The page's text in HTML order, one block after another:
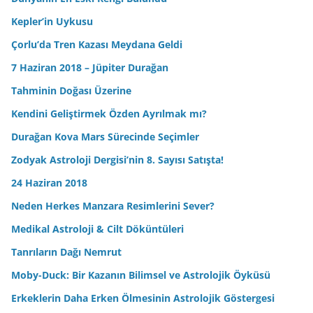
Kepler’in Uykusu
Çorlu’da Tren Kazası Meydana Geldi
7 Haziran 2018 – Jüpiter Durağan
Tahminin Doğası Üzerine
Kendini Geliştirmek Özden Ayrılmak mı?
Durağan Kova Mars Sürecinde Seçimler
Zodyak Astroloji Dergisi’nin 8. Sayısı Satışta!
24 Haziran 2018
Neden Herkes Manzara Resimlerini Sever?
Medikal Astroloji & Cilt Döküntüleri
Tanrıların Dağı Nemrut
Moby-Duck: Bir Kazanın Bilimsel ve Astrolojik Öyküsü
Erkeklerin Daha Erken Ölmesinin Astrolojik Göstergesi